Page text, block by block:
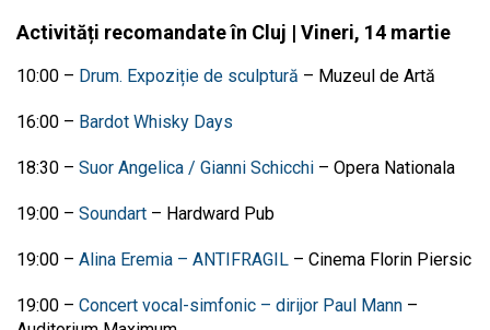
Activități recomandate în Cluj | Vineri, 14 martie
10:00 – Drum. Expoziție de sculptură – Muzeul de Artă
16:00 – Bardot Whisky Days
18:30 – Suor Angelica / Gianni Schicchi – Opera Nationala
19:00 – Soundart – Hardward Pub
19:00 – Alina Eremia – ANTIFRAGIL – Cinema Florin Piersic
19:00 – Concert vocal-simfonic – dirijor Paul Mann –